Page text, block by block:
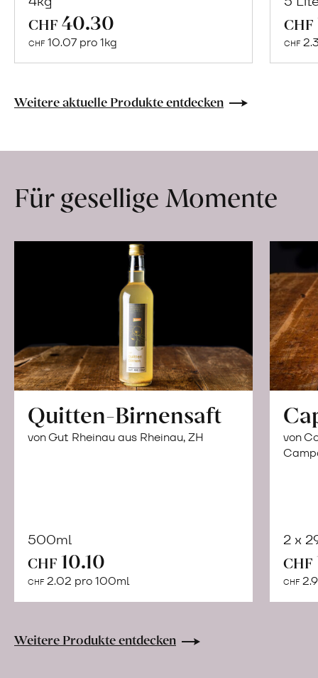
CHF 40.30
CHF 10.07 pro 1kg
Naturbelassene
Lebensmittel
Hof
erfahren
CHF
CHF
Weitere aktuelle Produkte entdecken
Für gesellige Momente
Quitten-Birnensaft
von Gut Rheinau aus Rheinau, ZH
500ml
CHF 10.10
CHF 2.02 pro 100ml
Warenkorb
von
2 x
CHF
CHF
Weitere Produkte entdecken